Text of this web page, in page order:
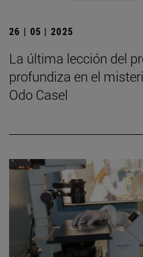
26 | 05 | 2025
La última lección del
profundiza en el
Odo Casel